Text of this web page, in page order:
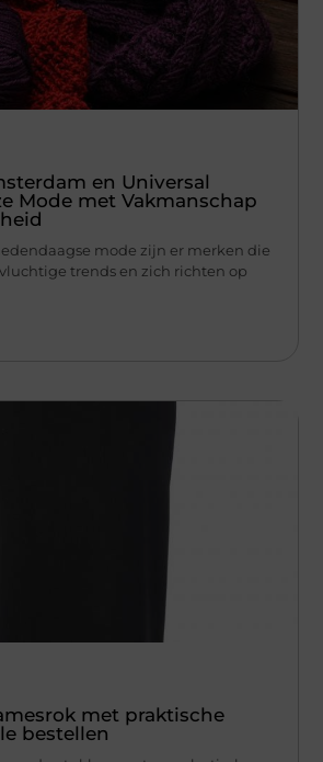
en Universal
Mode met Vakmanschap
mode zijn er merken die
trends en zich richten op
met praktische
bestellen